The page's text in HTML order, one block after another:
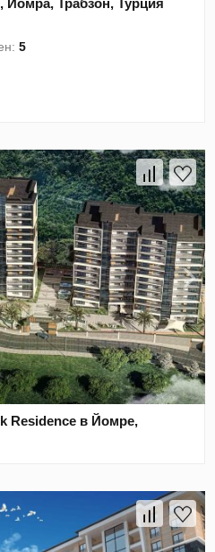
Йомра, Трабзон, Турция
5
Residence в Йомре,